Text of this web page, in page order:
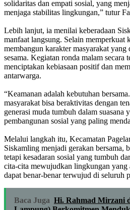
solidaritas dan empati sosial, yang
menjaga stabilitas lingkungan,” tutur
‎Lebih lanjut, ia menilai keberadaan
manfaat langsung. Selain memperkuat
membangun karakter masyarakat
sesama. Kegiatan ronda malam secara
menciptakan kebiasaan positif dan
antarwarga.
‎“Keamanan adalah kebutuhan
masyarakat bisa beraktivitas dengan
generasi muda tumbuh dalam
pembangunan sosial yang paling
‎Melalui langkah itu, Kecamatan
Siskamling menjadi gerakan bersama,
tetapi kesadaran sosial yang tumbuh
cita-cita mewujudkan lingkungan yang
dapat benar-benar terwujud di seluruh
Baca Juga Hi. Rahmad Mirzani